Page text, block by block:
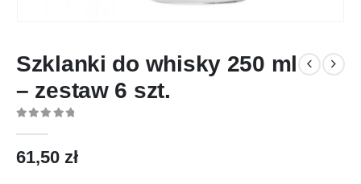
Szklanki do whisky 250 ml
– zestaw 6 szt.
61,50 zł